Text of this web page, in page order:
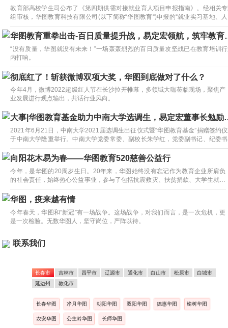
教育部高校学生司公布了《第四期供需对接就业育人项目申报指南》。经相关
组审核，华图教育科技有限公司(以下简称“华图教育“)申报的“就业实习基地、
资源提升、定向人才培养培训”项目成功入选。
华图教育重拳
“没有质量，华图就没有未来！”一场轰轰烈烈的百日质量攻坚战已在教育培训
内打响。
彻底红了！斩获微博双项大奖，华图到底做对了什么？
今年4月，微博2022超级红人节在长沙拉开帷幕，多领域大咖莅临现场，聚焦产
业发展进行观点输出，共话行业风向。
大事|华图教育基金
2021年6月21日，中南大学2021届选调生出征仪式暨“华图教育基金”捐赠签约
于中南大学隆重举行。中南大学党委常委、副校长朱学红，党委副书记、纪委
伍海泉，党委副书记黄健陵，华图教育董事长易定宏出席。
向阳花木易为春——华图教育520慈善公益行
今年，是华图的20周岁生日。20年来，华图始终没有忘记作为教育企业所肩负
的社会责任，始终热心公益事业，参与了包括抗震救灾、扶贫捐款、大学生就业
创业等项目，始终走在公益第一线。
华图，疫来越有情
今年春天，华图和“新冠”有一场战争。这场战争，对我们而言，是一次危机，更
是一次检验。无数华图人，坚守岗位，严阵以待。
联系我们